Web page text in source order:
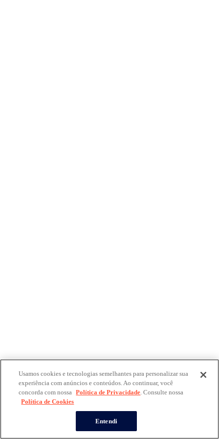
Usamos cookies e tecnologias semelhantes para personalizar sua
experiência com anúncios e conteúdos. Ao continuar, você
concorda com nossa Política de Privacidade. Consulte nossa
Política de Cookies
Entendi